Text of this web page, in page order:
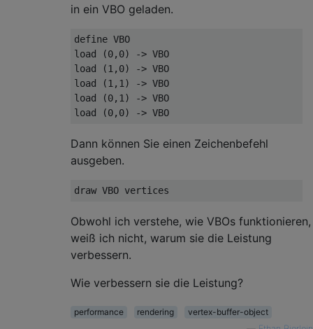
in ein VBO geladen.
define VBO
load (0,0) -> VBO
load (1,0) -> VBO
load (1,1) -> VBO
load (0,1) -> VBO
Dann können Sie einen Zeichenbefehl
ausgeben.
Obwohl ich verstehe, wie VBOs funktionieren,
weiß ich nicht, warum sie die Leistung
verbessern.
Wie verbessern sie die Leistung?
performance rendering
vertex-buffer-object